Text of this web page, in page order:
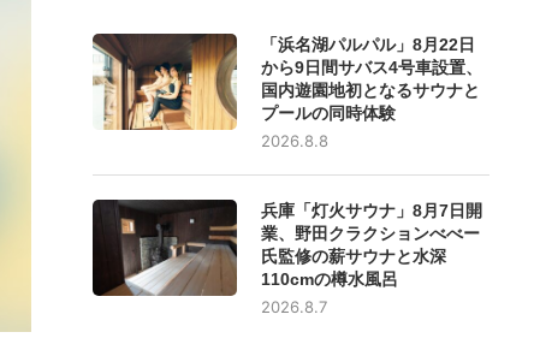
「浜名湖パルパル」8月22日
から9日間サバス4号車設置、
国内遊園地初となるサウナと
プールの同時体験
2026.8.8
兵庫「灯火サウナ」8月7日開
業、野田クラクションべべー
氏監修の薪サウナと水深
110cmの樽水風呂
2026.8.7